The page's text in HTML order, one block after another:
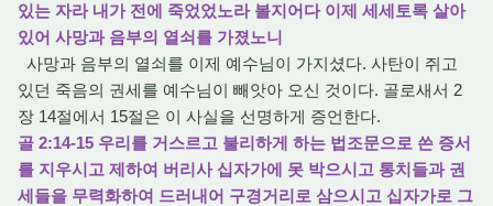
있는 자라 내가 전에 죽었었노라 볼지어다 이제 세세토록 살아
있어 사망과 음부의 열쇠를 가졌노니
사망과 음부의 열쇠를 이제 예수님이 가지셨다. 사탄이 쥐고
있던 죽음의 권세를 예수님이 빼앗아 오신 것이다. 골로새서 2
장 14절에서 15절은 이 사실을 선명하게 증언한다.
골 2:14-15 우리를 거스르고 불리하게 하는 법조문으로 쓴 증서
를 지우시고 제하여 버리사 십자가에 못 박으시고 통치들과 권
세들을 무력화하여 드러내어 구경거리로 삼으시고 십자가로 그